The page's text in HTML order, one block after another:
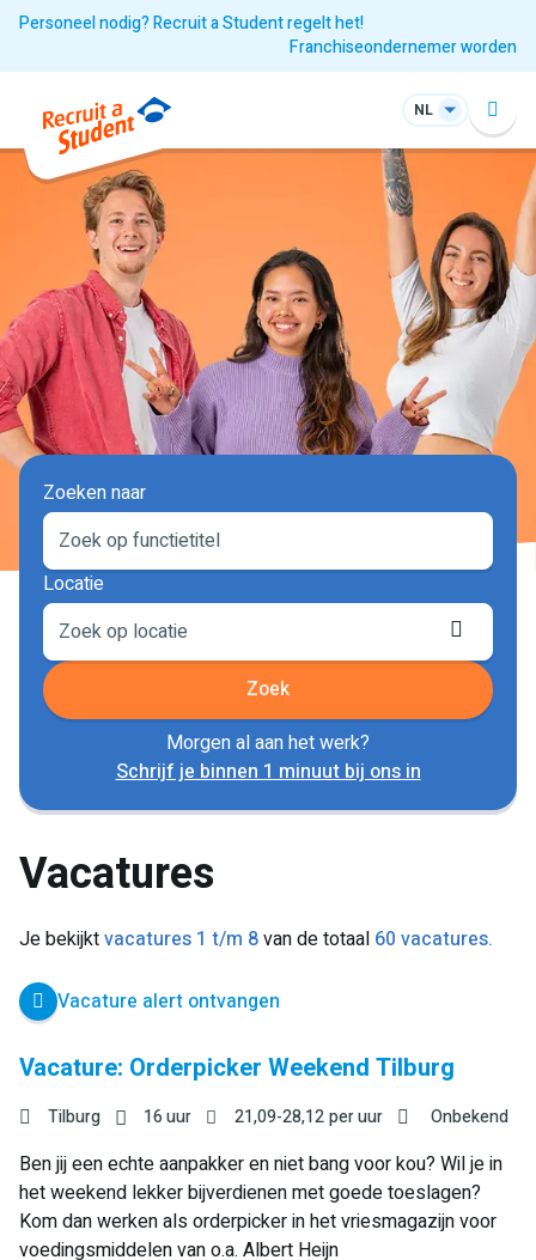
Personeel nodig? Recruit a Student regelt het!
Franchiseondernemer worden
NL
Zoeken naar
Locatie
Zoek
Morgen al aan het werk?
Schrijf je binnen 1 minuut bij ons in
Vacatures
Je bekijktvacatures 1 t/m 8van de totaal 60 vacatures.
Vacature alert ontvangen
Vacature: Orderpicker Weekend Tilburg
Tilburg 16 uur 21,09-28,12per uur Onbekend
Ben jij een echte aanpakker en niet bang voor kou? Wil je in
het weekend lekker bijverdienen met goede toeslagen?
Kom dan werken als orderpicker in het vriesmagazijn voor
voedingsmiddelen van o.a. Albert Heijn